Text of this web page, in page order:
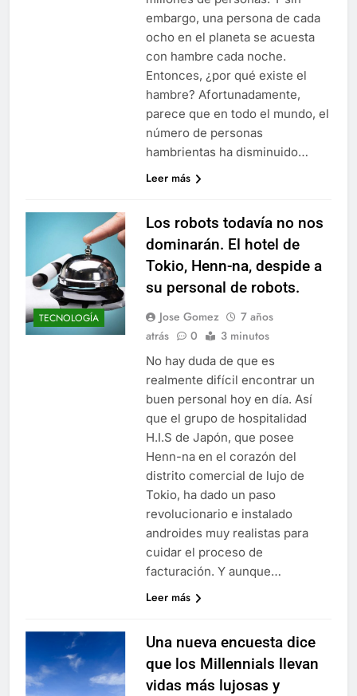
embargo, una persona de cada
ocho en el planeta se acuesta
con hambre cada noche.
Entonces, ¿por qué existe el
hambre? Afortunadamente,
parece que en todo el mundo, el
número de personas
hambrientas ha disminuido…
Leer más
TECNOLOGÍA
Los robots todavía no nos
dominarán. El hotel de
Tokio, Henn-na, despide a
su personal de robots.
Jose Gomez
7 años
atrás
0 3 minutos
No hay duda de que es
realmente difícil encontrar un
buen personal hoy en día. Así
que el grupo de hospitalidad
H.I.S de Japón, que posee
Henn-na en el corazón del
distrito comercial de lujo de
Tokio, ha dado un paso
revolucionario e instalado
androides muy realistas para
cuidar el proceso de
facturación. Y aunque…
Leer más
Una nueva encuesta dice
que los Millennials llevan
vidas más lujosas y